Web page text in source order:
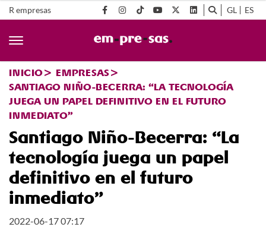
R empresas GL ES
INICIO
EMPRESAS
SANTIAGO NIÑO-BECERRA: “LA TECNOLOGÍA
JUEGA UN PAPEL DEFINITIVO EN EL FUTURO
INMEDIATO”
Santiago Niño-Becerra: “La
tecnología juega un papel
definitivo en el futuro
inmediato”
2022-06-17 07:17